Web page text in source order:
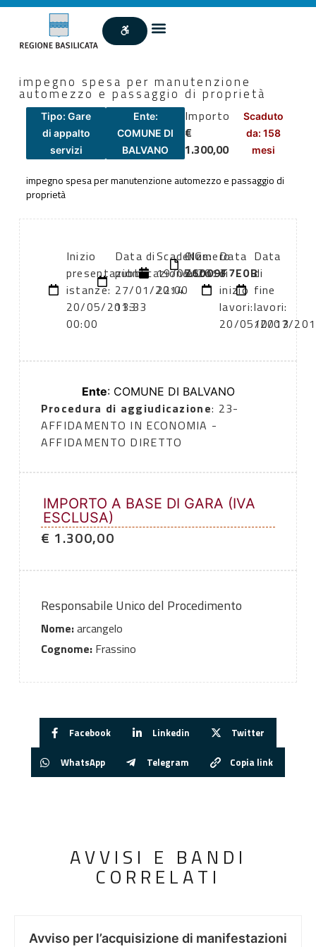
impegno spesa per manutenzione
automezzo e passaggio di proprietà
Tipo: Gare
di appalto
servizi
Ente:
COMUNE DI
BALVANO
Importo
€
1.300,00
Scaduto
da: 158
mesi
impegno spesa per manutenzione automezzo e passaggio di
proprietà
Inizio
presentazione
istanze:
20/05/2013
00:00
Data di
pubblicazione:
27/01/2014
13:33
Scadenza:
19/05/2013
22:00
Numero
atto:
CIG:
Z6009F7E0B
Data
di
inizio
lavori:
20/05/2013
Data
di
fine
lavori:
10/07/
Ente: COMUNE DI BALVANO
Procedura di aggiudicazione: 23-
AFFIDAMENTO IN ECONOMIA -
AFFIDAMENTO DIRETTO
IMPORTO A BASE DI GARA (IVA
ESCLUSA)
€ 1.300,00
Responsabile Unico del Procedimento
Nome:arcangelo
Cognome:Frassino
Facebook Linkedin Twitter
WhatsApp Telegram Copia link
AVVISI E BANDI
CORRELATI
Avviso per l’acquisizione di manifestazioni